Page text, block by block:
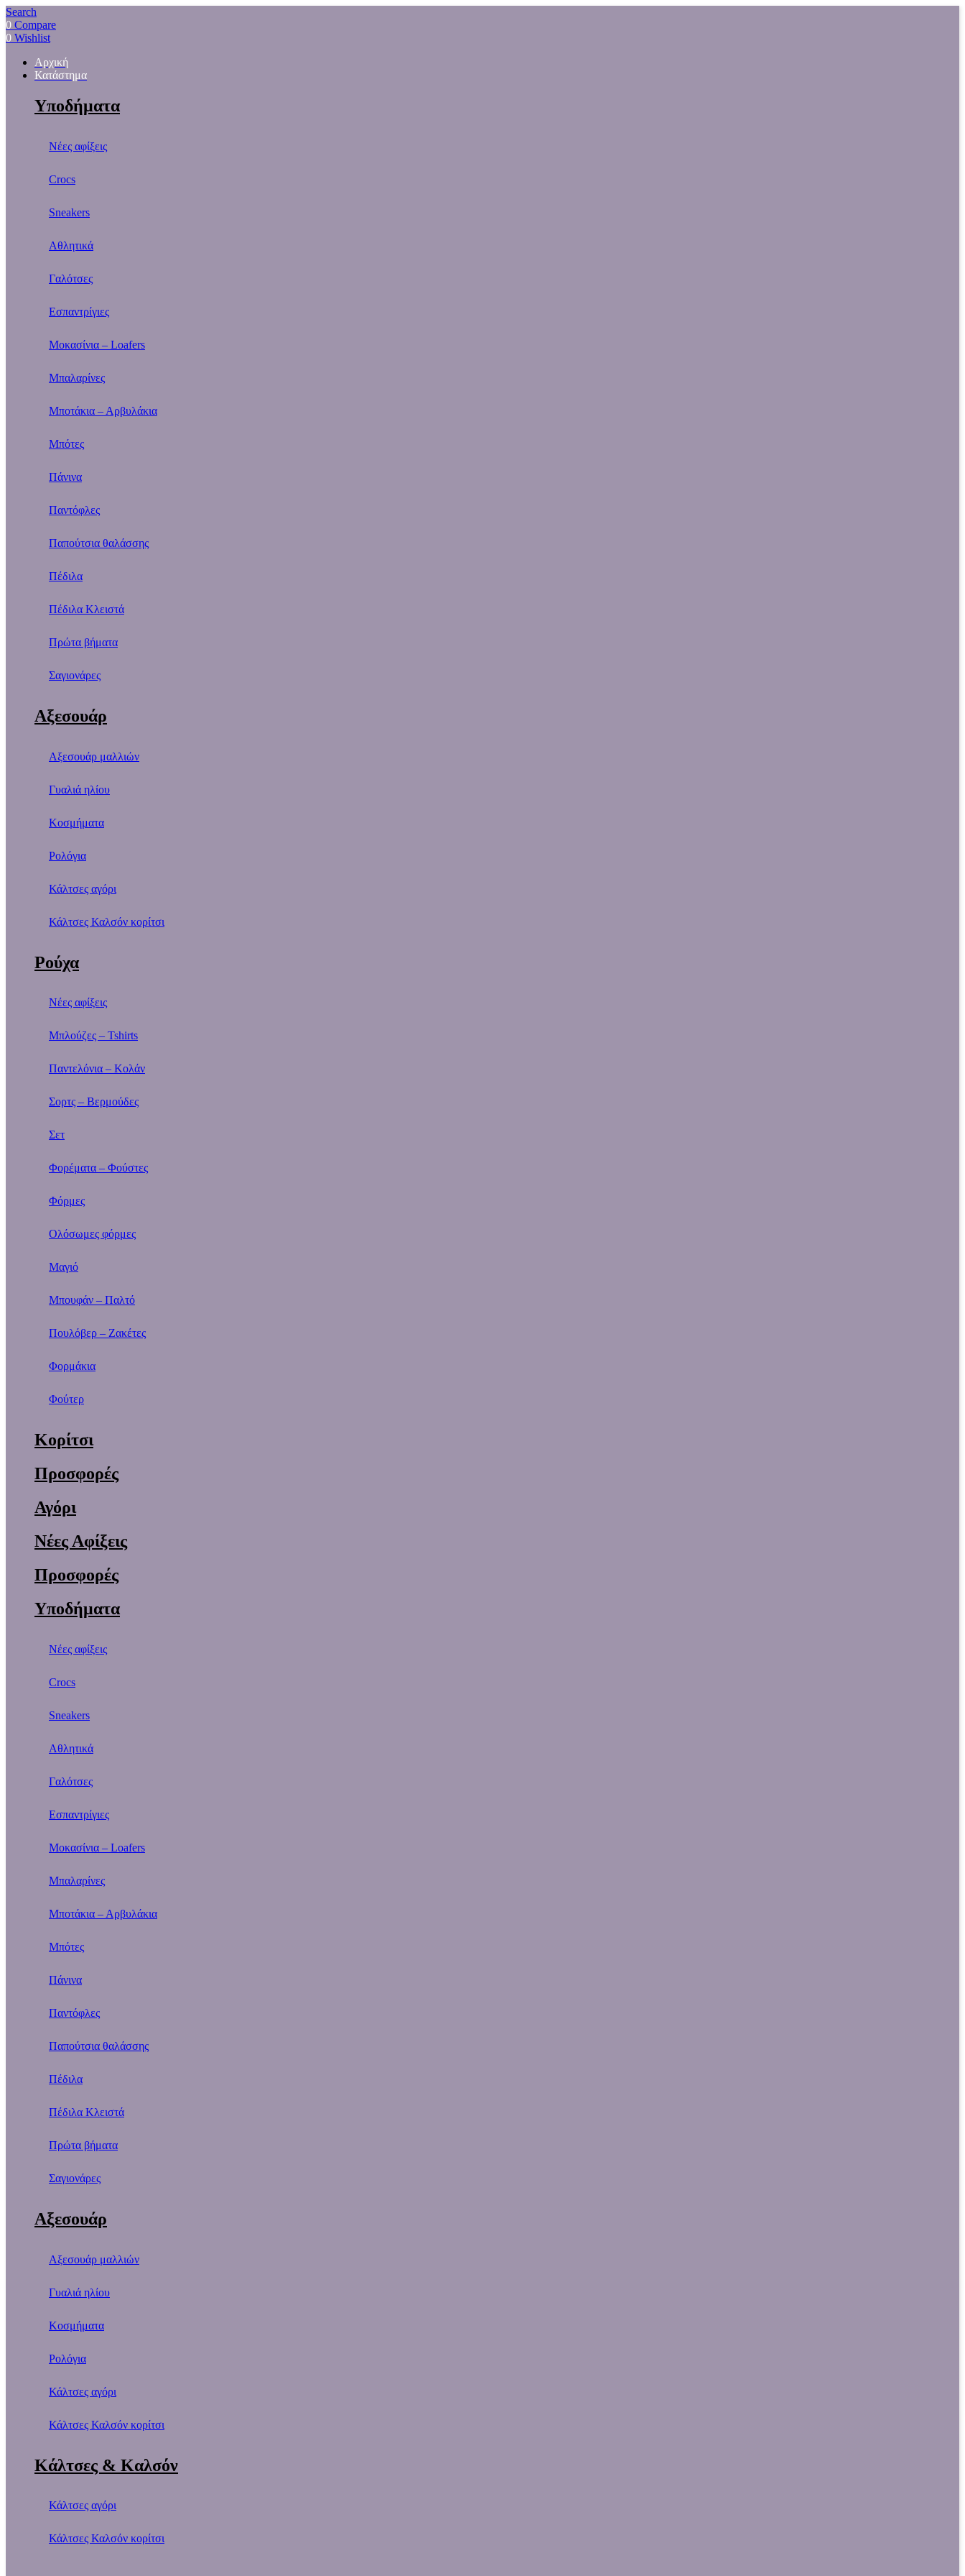
Search
0 Compare
0 Wishlist
Αρχική
Κατάστημα
Υποδήματα
Νέες αφίξεις
Crocs
Sneakers
Αθλητικά
Γαλότσες
Εσπαντρίγιες
Μοκασίνια – Loafers
Μπαλαρίνες
Μποτάκια – Αρβυλάκια
Μπότες
Πάνινα
Παντόφλες
Παπούτσια θαλάσσης
Πέδιλα
Πέδιλα Κλειστά
Πρώτα βήματα
Σαγιονάρες
Αξεσουάρ
Αξεσουάρ μαλλιών
Γυαλιά ηλίου
Κοσμήματα
Ρολόγια
Κάλτσες αγόρι
Κάλτσες Καλσόν κορίτσι
Ρούχα
Νέες αφίξεις
Μπλούζες – Tshirts
Παντελόνια – Κολάν
Σορτς – Βερμούδες
Σετ
Φορέματα – Φούστες
Φόρμες
Ολόσωμες φόρμες
Μαγιό
Μπουφάν – Παλτό
Πουλόβερ – Ζακέτες
Φορμάκια
Φούτερ
Κορίτσι
Προσφορές
Αγόρι
Νέες Αφίξεις
Προσφορές
Υποδήματα
Νέες αφίξεις
Crocs
Sneakers
Αθλητικά
Γαλότσες
Εσπαντρίγιες
Μοκασίνια – Loafers
Μπαλαρίνες
Μποτάκια – Αρβυλάκια
Μπότες
Πάνινα
Παντόφλες
Παπούτσια θαλάσσης
Πέδιλα
Πέδιλα Κλειστά
Πρώτα βήματα
Σαγιονάρες
Αξεσουάρ
Αξεσουάρ μαλλιών
Γυαλιά ηλίου
Κοσμήματα
Ρολόγια
Κάλτσες αγόρι
Κάλτσες Καλσόν κορίτσι
Κάλτσες & Καλσόν
Κάλτσες αγόρι
Κάλτσες Καλσόν κορίτσι